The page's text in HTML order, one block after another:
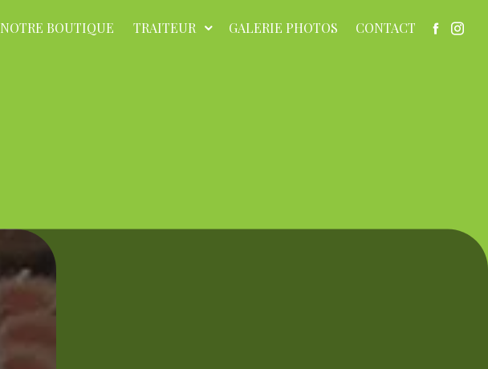
NOTRE BOUTIQUE TRAITEUR GALERIE PHOTOS CONTACT